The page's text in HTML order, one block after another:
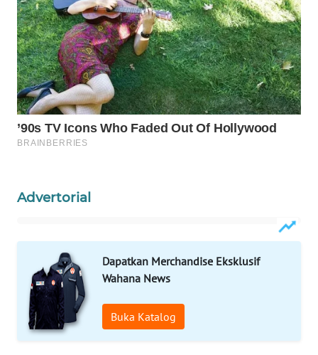
Advertorial
Dapatkan Merchandise Eksklusif
Wahana News
Buka Katalog
WAHANA
UMKM
WAHANA
SELEB
WAHANA
PERSONA
HEALTH
WAHANA
DESA
WISATA
LAPAK